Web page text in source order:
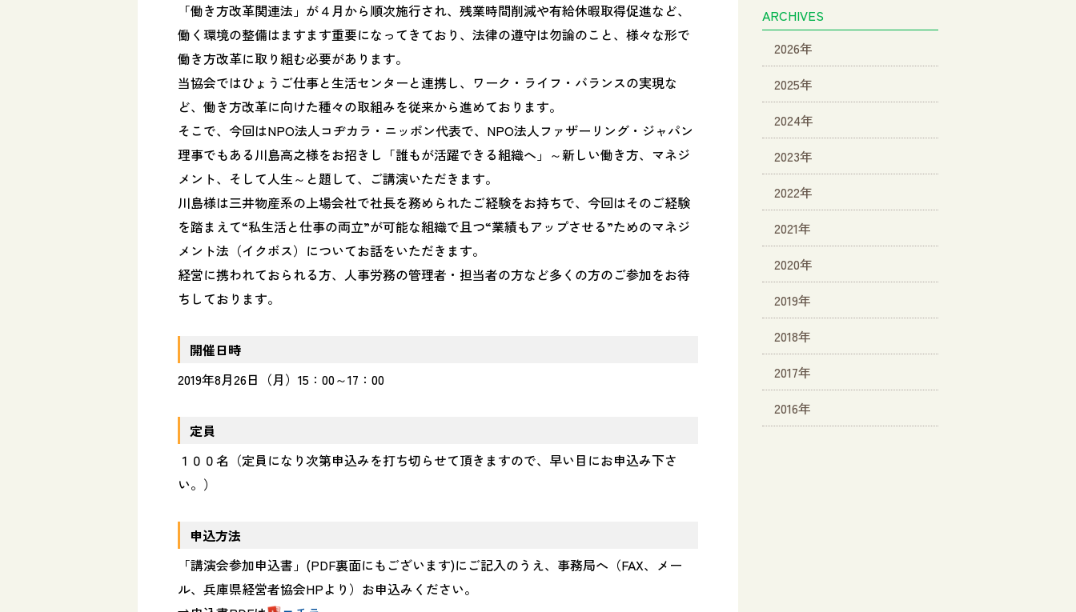
「働き方改革関連法」が４月から順次施行され、残業時間削減や有給休暇取得促進など、
働く環境の整備はますます重要になってきており、法律の遵守は勿論のこと、様々な形で
働き方改革に取り組む必要があります。
当協会ではひょうご仕事と生活センターと連携し、ワーク・ライフ・バランスの実現な
ど、働き方改革に向けた種々の取組みを従来から進めております。
そこで、今回はNPO法人コヂカラ・ニッポン代表で、 NPO法人ファザーリング・ジャパン
理事でもある川島高之様をお招きし「誰もが活躍できる組織へ」～新しい働き方、マネジ
メント、そして人生～と題して、ご講演いただきます。
川島様は三井物産系の上場会社で社長を務められたご経験をお持ちで、今回はそのご経験
を踏まえて“私生活と仕事の両立”が可能な組織で且つ“業績もアップさせる”ためのマネジ
メント法（イクボス）についてお話をいただきます。
経営に携われておられる方、人事労務の管理者・担当者の方など多くの方のご参加をお待
ちしております。
開催日時
2019年8月26日（月）15：00～17：00
定員
１００名（定員になり次第申込みを打ち切らせて頂きますので、早い目にお申込み下さ
い。）
申込方法
「講演会参加申込書」(PDF裏面にもございます)にご記入のうえ、事務局へ（FAX、メー
ル、兵庫県経営者協会HPより）お申込みください。
ARCHIVES
2026年
2025年
2024年
2023年
2022年
2021年
2020年
2019年
2018年
2017年
2016年